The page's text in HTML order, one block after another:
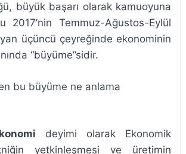
büyük başarı olarak kamuoyuna
2017’nin Temmuz-Ağustos-Eylül
üçüncü çeyreğinde ekonominin
“büyüme”sidir.
bu büyüme ne anlama
deyimi olarak Ekonomik
yetkinleşmesi ve üretimin